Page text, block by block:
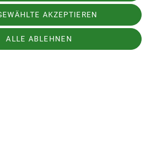
AKZEPTIEREN
ALLE ABLEHNEN